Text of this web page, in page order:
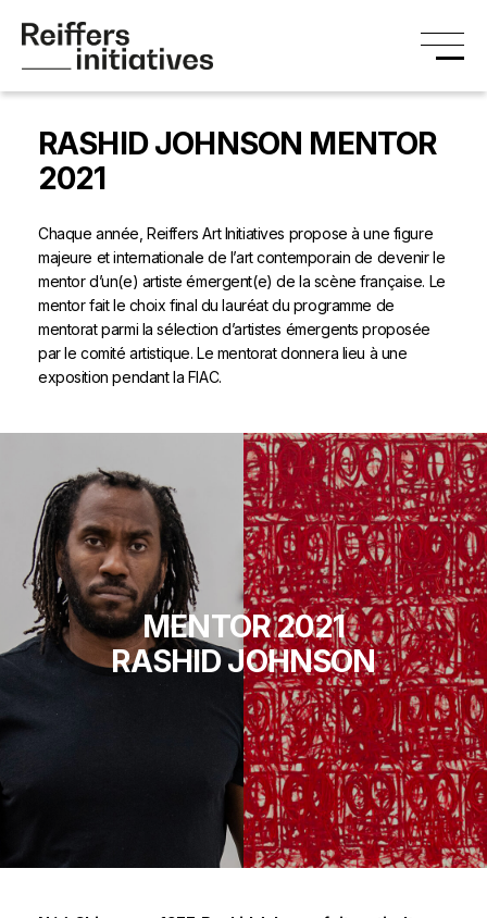
RASHID JOHNSON MENTOR
2021
Chaque année, Reiffers Art Initiatives propose à une figure
majeure et internationale de l’art contemporain de devenir le
mentor d’un(e) artiste émergent(e) de la scène française. Le
mentor fait le choix final du lauréat du programme de
mentorat parmi la sélection d’artistes émergents proposée
par le comité artistique. Le mentorat donnera lieu à une
exposition pendant la FIAC.
MENTOR 2021
RASHID JOHNSON